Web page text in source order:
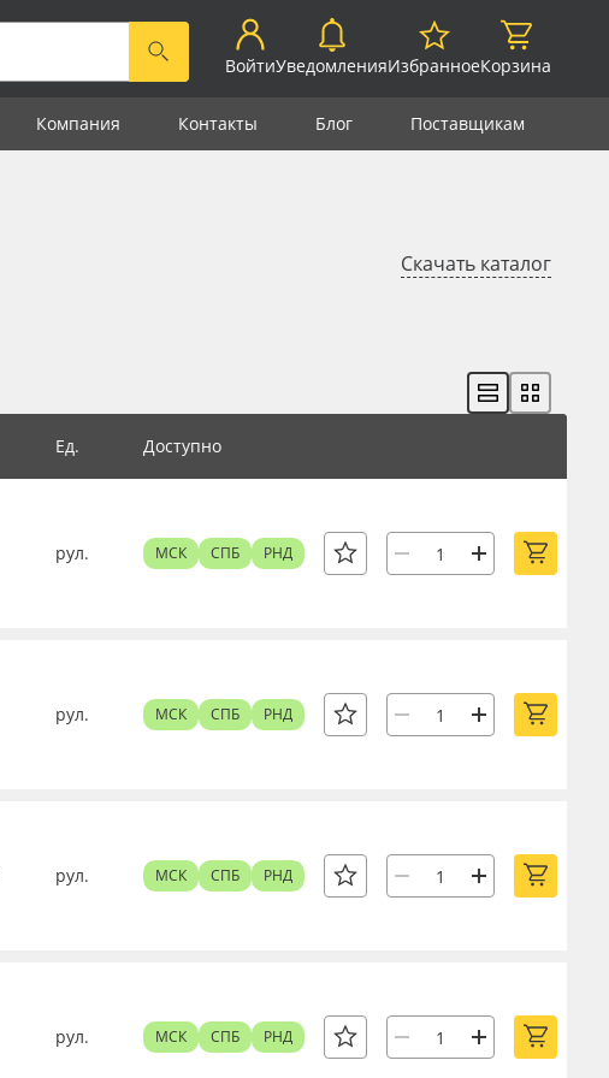
ВойтиУведомленияИзбранноеКорзина
Компания Контакты Блог Поставщикам
Скачать каталог
Ед. Доступно
рул. МСК СПБ РНД
рул. МСК СПБ РНД
рул. МСК СПБ РНД
рул. МСК СПБ РНД